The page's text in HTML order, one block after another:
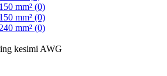
mm² (0)
mm² (0)
mm² (0)
kesimi AWG